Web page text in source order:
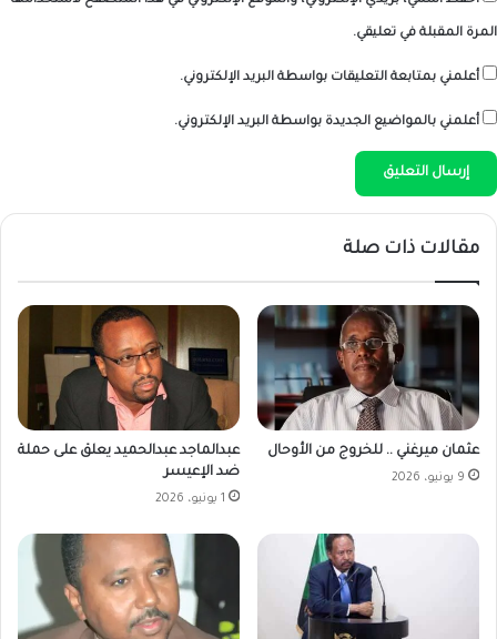
المرة المقبلة في تعليقي.
أعلمني بمتابعة التعليقات بواسطة البريد الإلكتروني.
أعلمني بالمواضيع الجديدة بواسطة البريد الإلكتروني.
مقالات ذات صلة
عثمان ميرغني .. للخروج من الأوحال
9 يونيو، 2026
عبدالماجد عبدالحميد يعلق على حملة
ضد الإعيسر
1 يونيو، 2026